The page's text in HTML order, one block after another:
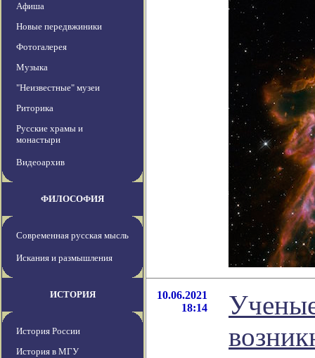
Афиша
Новые передвжиники
Фотогалерея
Музыка
"Неизвестные" музеи
Риторика
Русские храмы и
монастыри
Видеоархив
ФИЛОСОФИЯ
Современная русская мысль
Искания и размышления
ИСТОРИЯ
История России
История в МГУ
10.06.2021
18:14